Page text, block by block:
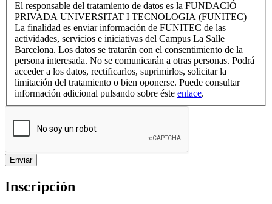
El responsable del tratamiento de datos es la FUNDACIÓ
PRIVADA UNIVERSITAT I TECNOLOGIA (FUNITEC)
La finalidad es enviar información de FUNITEC de las
actividades, servicios e iniciativas del Campus La Salle
Barcelona. Los datos se tratarán con el consentimiento de la
persona interesada. No se comunicarán a otras personas. Podrá
acceder a los datos, rectificarlos, suprimirlos, solicitar la
limitación del tratamiento o bien oponerse. Puede consultar
información adicional pulsando sobre éste enlace.
Inscripción